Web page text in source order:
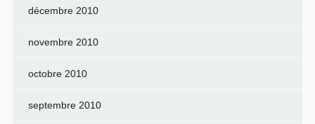
décembre 2010
novembre 2010
octobre 2010
septembre 2010